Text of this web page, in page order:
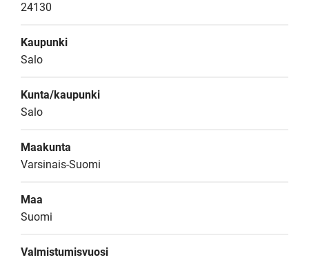
24130
Kaupunki
Salo
Kunta/kaupunki
Salo
Maakunta
Varsinais-Suomi
Maa
Suomi
Valmistumisvuosi